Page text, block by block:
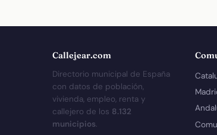
Callejear.com
Directorio municipal de España
con datos de población,
vivienda, empleo, renta y
callejero de los 8.132
municipios.